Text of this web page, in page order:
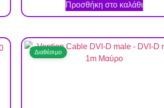
Προσθήκη στο καλάθι
Διαθέσιμο